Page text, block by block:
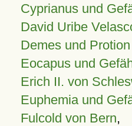
Cyprianus und
David Uribe
Demes und
Eocapus und
Erich II. von
Euphemia und
Fulcold von Bern,